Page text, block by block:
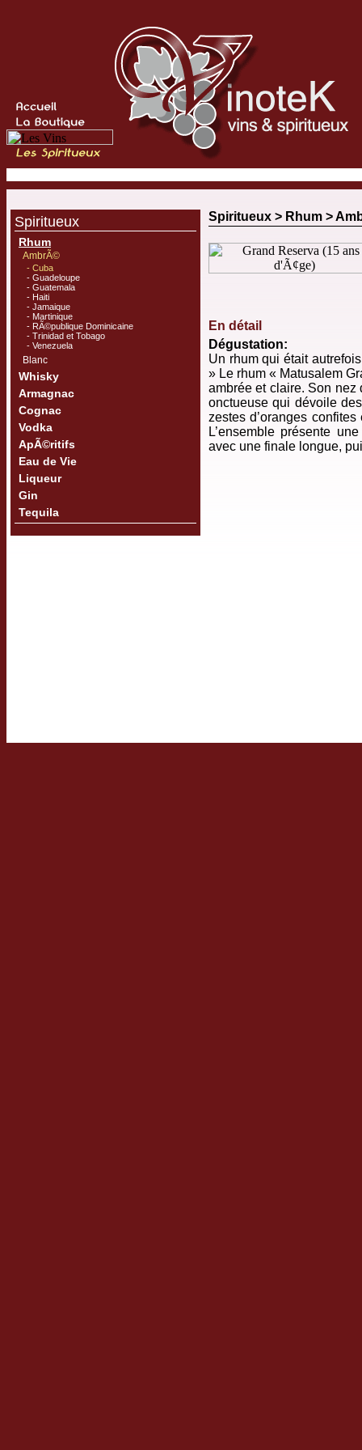
Spiritueux
Rhum
AmbrÃ©
- Cuba
- Guadeloupe
- Guatemala
- Haiti
- Jamaique
- Martinique
- RÃ©publique Dominicaine
- Trinidad et Tobago
- Venezuela
Blanc
Whisky
Armagnac
Cognac
Vodka
ApÃ©ritifs
Eau de Vie
Liqueur
Gin
Tequila
Spiritueux > Rhum >
En détail
Dégustation:
Un rhum qui était
» Le rhum « Matusalem
ambrée et claire. Son nez
onctueuse qui dévoile
zestes d’oranges
L’ensemble présente
avec une finale longue,